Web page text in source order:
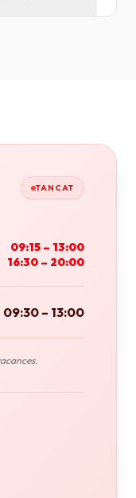
TANCAT
09:15 – 13:00
16:30 – 20:00
09:30 – 13:00